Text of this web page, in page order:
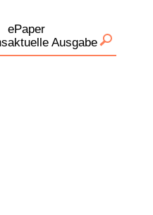
ePaper
aktuelle Ausgabe